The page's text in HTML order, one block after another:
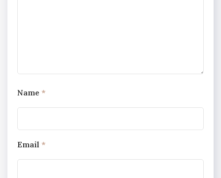
Name *
Email *